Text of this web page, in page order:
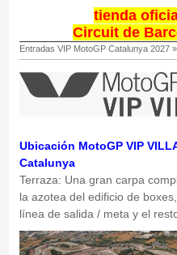
tienda
Circuit de
Entradas VIP MotoGP Catalunya 2027»
Ubicación MotoGP VIP
Catalunya
Terraza: Una gran carpa
la azotea del edificio de
línea de salida / meta y el